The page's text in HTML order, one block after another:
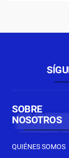
SOBRE
NOSOTROS
QUIÉNES SOMOS